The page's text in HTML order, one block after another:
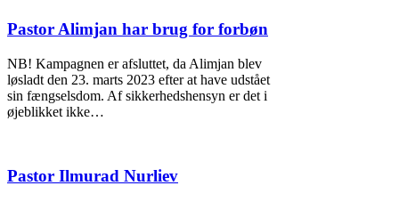
Pastor Alimjan har brug for forbøn
NB! Kampagnen er afsluttet, da Alimjan blev
løsladt den 23. marts 2023 efter at have udstået
sin fængselsdom. Af sikkerhedshensyn er det i
øjeblikket ikke…
Pastor Ilmurad Nurliev